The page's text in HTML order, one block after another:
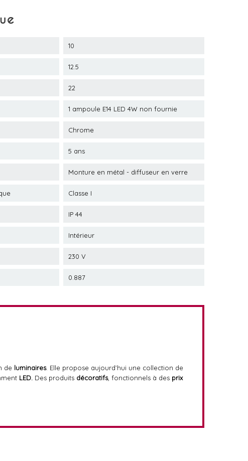
10
12.5
22
1 ampoule E14 LED 4W non fournie
Chrome
5 ans
Monture en métal - diffuseur en verre
Classe I
IP 44
Intérieur
230 V
0.887
de luminaires. Elle propose aujourd’hui une collection de
LED. Des produits décoratifs, fonctionnels à des prix